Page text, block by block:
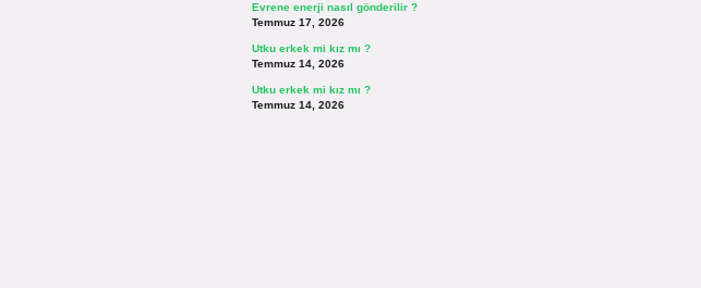
Evrene enerji nasıl gönderilir ?
Temmuz 17, 2026
Utku erkek mi kız mı ?
Temmuz 14, 2026
Utku erkek mi kız mı ?
Temmuz 14, 2026